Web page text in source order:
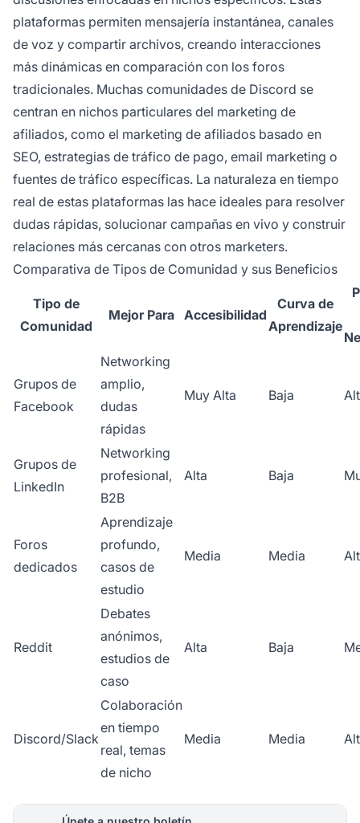
plataformas permiten mensajería instantánea, canales
de voz y compartir archivos, creando interacciones
más dinámicas en comparación con los foros
tradicionales. Muchas comunidades de Discord se
centran en nichos particulares del marketing de
afiliados, como el marketing de afiliados basado en
SEO, estrategias de tráfico de pago, email marketing o
fuentes de tráfico específicas. La naturaleza en tiempo
real de estas plataformas las hace ideales para resolver
dudas rápidas, solucionar campañas en vivo y construir
relaciones más cercanas con otros marketers.
Comparativa de Tipos de Comunidad y sus Beneficios
Tipo de
Comunidad
Mejor Para Accesibilidad
Curva de
Aprendizaje
Grupos de
Facebook
Networking
amplio,
dudas
rápidas
Muy Alta Baja
Grupos de
LinkedIn
Networking
profesional,
B2B
Alta Baja
Foros
dedicados
Aprendizaje
profundo,
casos de
estudio
Media Media
Reddit
Debates
anónimos,
estudios de
caso
Alta Baja
Discord/Slack
Colaboración
en tiempo
real, temas
de nicho
Media Media